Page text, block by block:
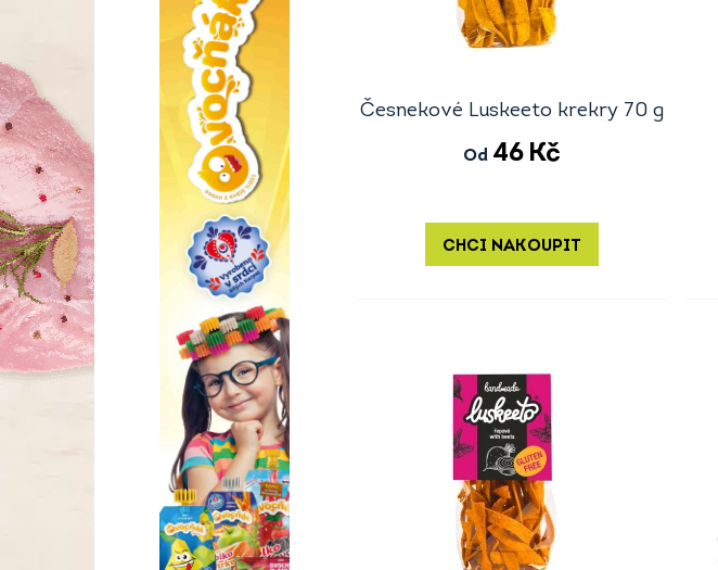
Česnekové Luskeeto krekry 70 g
Od 46 Kč
CHCI NAKOUPIT